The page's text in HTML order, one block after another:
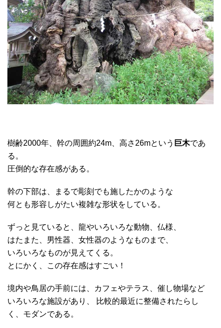
樹齢2000年、幹の周囲約24m、高さ26mという 巨木であ
る。
圧倒的な存在感がある。
幹の下部は、まるで彫刻でも施したかのような
何とも形容しがたい複雑な形状をしている。
ずっと見ていると、龍やいろいろな動物、仏様、
はたまた、男性器、女性器のようなものまで、
いろいろなものが見えてくる。
とにかく、この存在感はすごい！
境内や鳥居の手前には、カフェやテラス、催し物場など
いろいろな施設があり、 比較的最近に整備されたらし
く、モダンである。